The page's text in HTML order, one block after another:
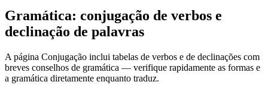
Gramática: conjugação de verbos e
declinação de palavras
A página Conjugação inclui tabelas de verbos e de declinações com
breves conselhos de gramática — verifique rapidamente as formas e
a gramática diretamente enquanto traduz.